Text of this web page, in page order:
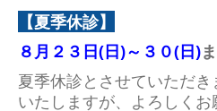
【夏季休診】
８月２３日(日)～３０(日)
夏季休診とさせていただ
いたしますが、よろしくお